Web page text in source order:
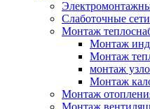
Слаботочные сети
Монтаж
Монтаж
Монтаж
монтаж
Монтаж
Монтаж
Монтаж